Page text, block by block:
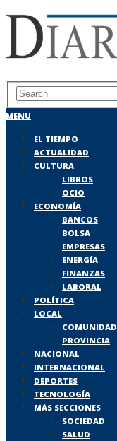
MENU
EL TIEMPO
ACTUALIDAD
CULTURA
LIBROS
OCIO
ECONOMÍA
BANCOS
BOLSA
EMPRESAS
ENERGÍA
FINANZAS
LABORAL
POLÍTICA
LOCAL
COMUNIDAD
PROVINCIA
NACIONAL
INTERNACIONAL
DEPORTES
TECNOLOGÍA
MÁS SECCIONES
SOCIEDAD
SALUD